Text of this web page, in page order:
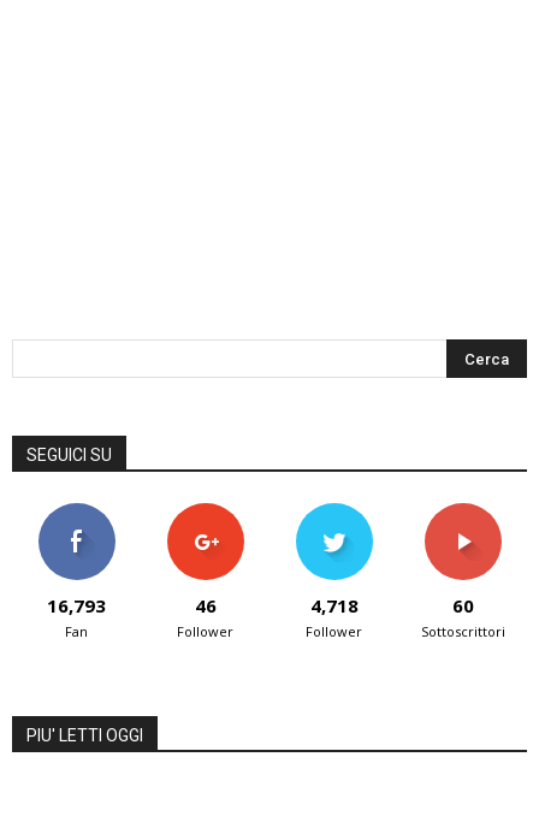
SEGUICI SU
16,793
Fan
46
Follower
4,718
Follower
60
Sottoscrittori
PIU' LETTI OGGI